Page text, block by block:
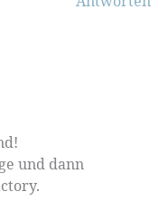
und dann